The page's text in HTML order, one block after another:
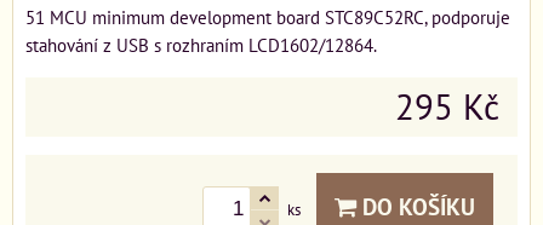
51 MCU minimum development board STC89C52RC, podporuje
stahování z USB s rozhraním LCD1602/12864.
295 Kč
ks DO KOŠÍKU